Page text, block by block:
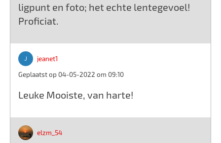
ligpunt en foto; het echte lentegevoel!
Proficiat.
jeanet1
Geplaatst op 04-05-2022 om 09:10
Leuke Mooiste, van harte!
elzm_54